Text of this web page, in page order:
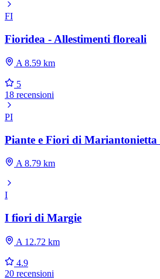
FI
Fioridea - Allestimenti floreali
A 8.59 km
5
18 recensioni
PI
Piante e Fiori di Mariantonietta
A 8.79 km
I
I fiori di Margie
A 12.72 km
4.9
20 recensioni